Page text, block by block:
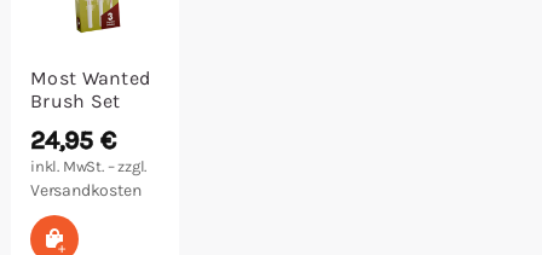
Sammelkartenspiele
Spielzubehör
Tabletop
Würfel
Most Wanted
Brush Set
24,95 €
inkl. MwSt. – zzgl.
Versandkosten
In den Warenkorb